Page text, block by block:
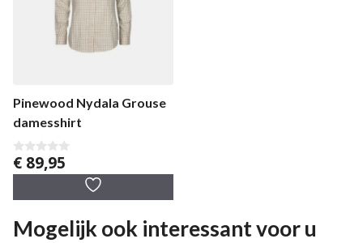
Pinewood Nydala Grouse
damesshirt
0
v
5
€ 89,95
Mogelijk ook interessant voor u